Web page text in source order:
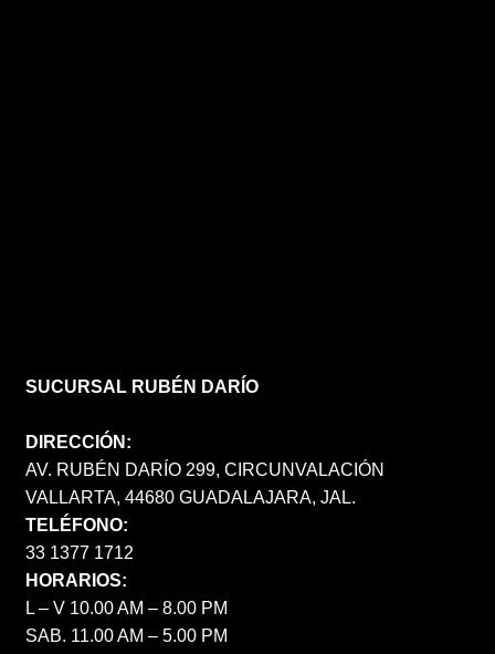
SUCURSAL RUBÉN DARÍO
DIRECCIÓN:
AV. RUBÉN DARÍO 299, CIRCUNVALACIÓN
VALLARTA, 44680 GUADALAJARA, JAL.
TELÉFONO:
33 1377 1712
HORARIOS:
L – V 10.00 AM – 8.00 PM
SAB. 11.00 AM – 5.00 PM